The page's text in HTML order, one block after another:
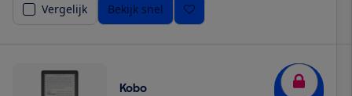
Vergelijk
Bekijk snel
Kobo